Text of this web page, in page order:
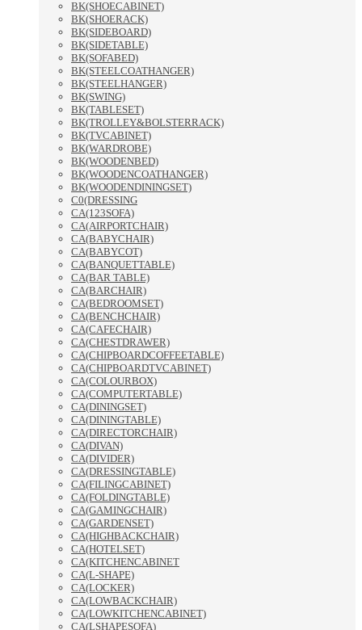
BK(SHOECABINET)
BK(SHOERACK)
BK(SIDEBOARD)
BK(SIDETABLE)
BK(SOFABED)
BK(STEELCOATHANGER)
BK(STEELHANGER)
BK(SWING)
BK(TABLESET)
BK(TROLLEY&BOLSTERRACK)
BK(TVCABINET)
BK(WARDROBE)
BK(WOODENBED)
BK(WOODENCOATHANGER)
BK(WOODENDININGSET)
C0(DRESSING
CA(123SOFA)
CA(AIRPORTCHAIR)
CA(BABYCHAIR)
CA(BABYCOT)
CA(BANQUETTABLE)
CA(BAR TABLE)
CA(BARCHAIR)
CA(BEDROOMSET)
CA(BENCHCHAIR)
CA(CAFECHAIR)
CA(CHESTDRAWER)
CA(CHIPBOARDCOFFEETABLE)
CA(CHIPBOARDTVCABINET)
CA(COLOURBOX)
CA(COMPUTERTABLE)
CA(DININGSET)
CA(DININGTABLE)
CA(DIRECTORCHAIR)
CA(DIVAN)
CA(DIVIDER)
CA(DRESSINGTABLE)
CA(FILINGCABINET)
CA(FOLDINGTABLE)
CA(GAMINGCHAIR)
CA(GARDENSET)
CA(HIGHBACKCHAIR)
CA(HOTELSET)
CA(KITCHENCABINET
CA(L-SHAPE)
CA(LOCKER)
CA(LOWBACKCHAIR)
CA(LOWKITCHENCABINET)
CA(LSHAPESOFA)